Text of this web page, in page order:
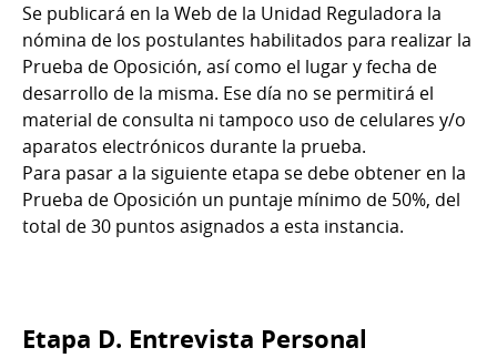
Se publicará en la Web de la Unidad Reguladora la
nómina de los postulantes habilitados para realizar la
Prueba de Oposición, así como el lugar y fecha de
desarrollo de la misma. Ese día no se permitirá el
material de consulta ni tampoco uso de celulares y/o
aparatos electrónicos durante la prueba.
Para pasar a la siguiente etapa se debe obtener en la
Prueba de Oposición un puntaje mínimo de 50%, del
total de 30 puntos asignados a esta instancia.
Etapa D. Entrevista Personal